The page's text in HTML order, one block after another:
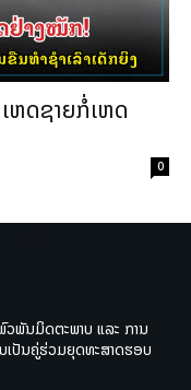
ຫດຊາຍກໍ່ເຫດ
0
ວພັນມິດຕະພາບ ແລະ ການ
ເປັນຄູ່ຮ່ວມຍຸດທະສາດຮອບ